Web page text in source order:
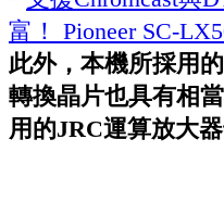
此外，本機所採用
轉換晶片也具有相
用的JRC運算放大